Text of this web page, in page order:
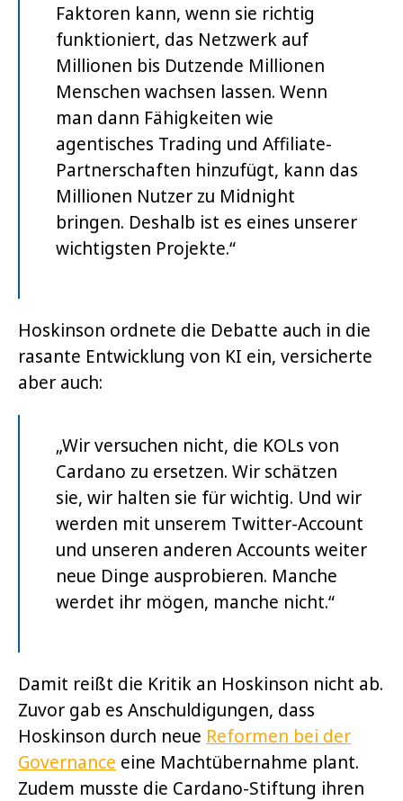
Faktoren kann, wenn sie richtig
funktioniert, das Netzwerk auf
Millionen bis Dutzende Millionen
Menschen wachsen lassen. Wenn
man dann Fähigkeiten wie
agentisches Trading und Affiliate-
Partnerschaften hinzufügt, kann das
Millionen Nutzer zu Midnight
bringen. Deshalb ist es eines unserer
wichtigsten Projekte.“
Hoskinson ordnete die Debatte auch in die
rasante Entwicklung von KI ein, versicherte
aber auch:
„Wir versuchen nicht, die KOLs von
Cardano zu ersetzen. Wir schätzen
sie, wir halten sie für wichtig. Und wir
werden mit unserem Twitter-Account
und unseren anderen Accounts weiter
neue Dinge ausprobieren. Manche
werdet ihr mögen, manche nicht.“
Damit reißt die Kritik an Hoskinson nicht ab.
Zuvor gab es Anschuldigungen, dass
Hoskinson durch neue Reformen bei der
Governance eine Machtübernahme plant.
Zudem musste die Cardano-Stiftung ihren